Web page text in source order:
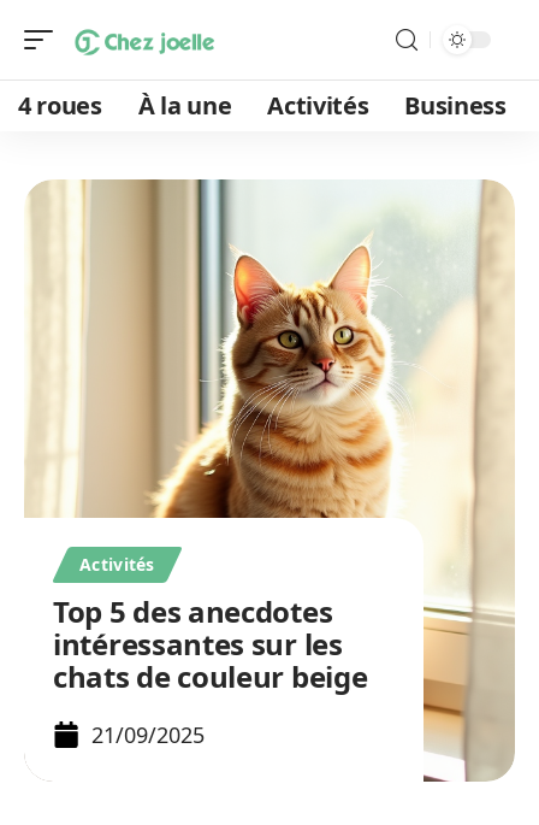
4 roues À la une Activités Business
Activités
Top 5 des anecdotes
intéressantes sur les
chats de couleur beige
21/09/2025